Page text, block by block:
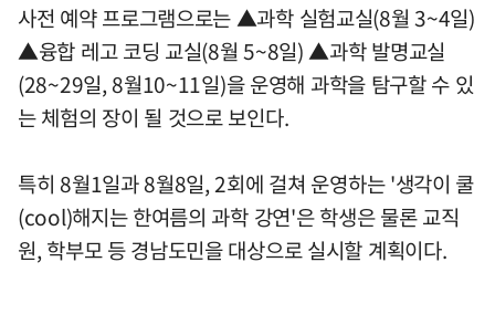
사전 예약 프로그램으로는 ▲과학 실험교실(8월 3~4일)
▲융합 레고 코딩 교실(8월 5~8일) ▲과학 발명교실
(28~29일, 8월10~11일)을 운영해 과학을 탐구할 수 있
는 체험의 장이 될 것으로 보인다.
특히 8월1일과 8월8일, 2회에 걸쳐 운영하는 '생각이 쿨
(cool)해지는 한여름의 과학 강연'은 학생은 물론 교직
원, 학부모 등 경남도민을 대상으로 실시할 계획이다.